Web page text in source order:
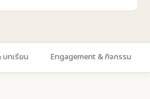
ทเรียน Engagement & กิจกรรม